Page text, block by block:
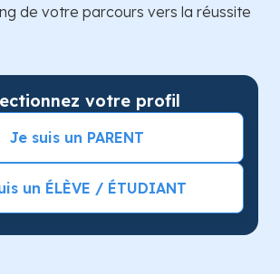
de votre parcours vers la réussite
votre profil
Je suis un PARENT
un ÉLÈVE / ÉTUDIANT